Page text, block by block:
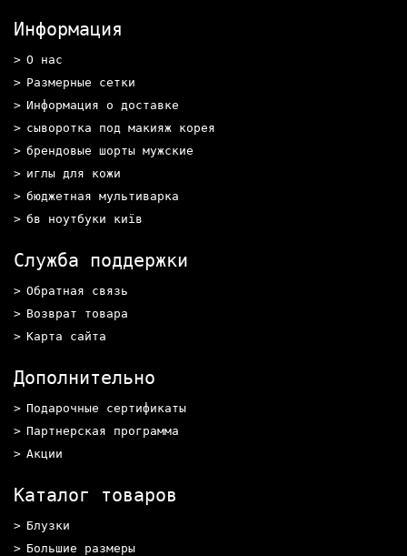
Информация
О нас
Размерные сетки
Информация о доставке
сыворотка под макияж корея
брендовые шорты мужские
иглы для кожи
бюджетная мультиварка
бв ноутбуки київ
Служба поддержки
Обратная связь
Возврат товара
Карта сайта
Дополнительно
Подарочные сертификаты
Партнерская программа
Акции
Каталог товаров
Блузки
Большие размеры